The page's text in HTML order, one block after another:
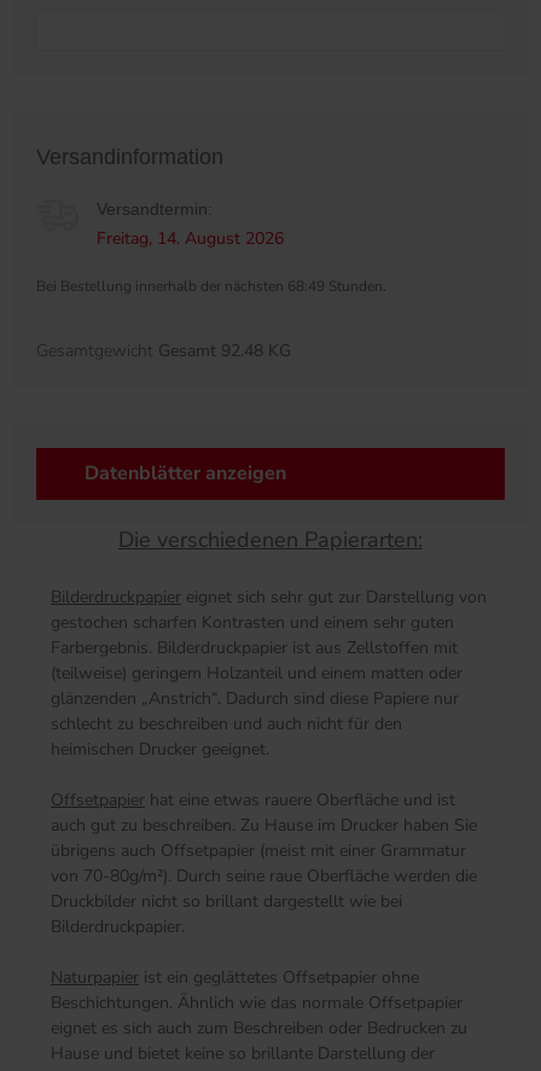
Versandinformation
Versandtermin:
Freitag, 14. August 2026
Bei Bestellung innerhalb der nächsten 68:49 Stunden.
Gesamtgewicht Gesamt 92.48 KG
Datenblätter anzeigen
Die verschiedenen Papierarten:
Bilderdruckpapier eignet sich sehr gut zur Darstellung von
gestochen scharfen Kontrasten und einem sehr guten
Farbergebnis. Bilderdruckpapier ist aus Zellstoffen mit
(teilweise) geringem Holzanteil und einem matten oder
glänzenden „Anstrich“. Dadurch sind diese Papiere nur
schlecht zu beschreiben und auch nicht für den
heimischen Drucker geeignet.
Offsetpapier hat eine etwas rauere Oberfläche und ist
auch gut zu beschreiben. Zu Hause im Drucker haben Sie
übrigens auch Offsetpapier (meist mit einer Grammatur
von 70-80g/m²). Durch seine raue Oberfläche werden die
Druckbilder nicht so brillant dargestellt wie bei
Bilderdruckpapier.
Naturpapier ist ein geglättetes Offsetpapier ohne
Beschichtungen. Ähnlich wie das normale Offsetpapier
eignet es sich auch zum Beschreiben oder Bedrucken zu
Hause und bietet keine so brillante Darstellung der